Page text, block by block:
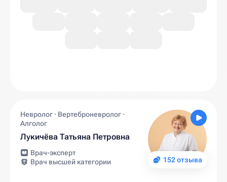
152 отзыва
Невролог · Вертеброневролог ·
Алголог
Лукичёва Татьяна Петровна
Врач-эксперт
Врач высшей категории